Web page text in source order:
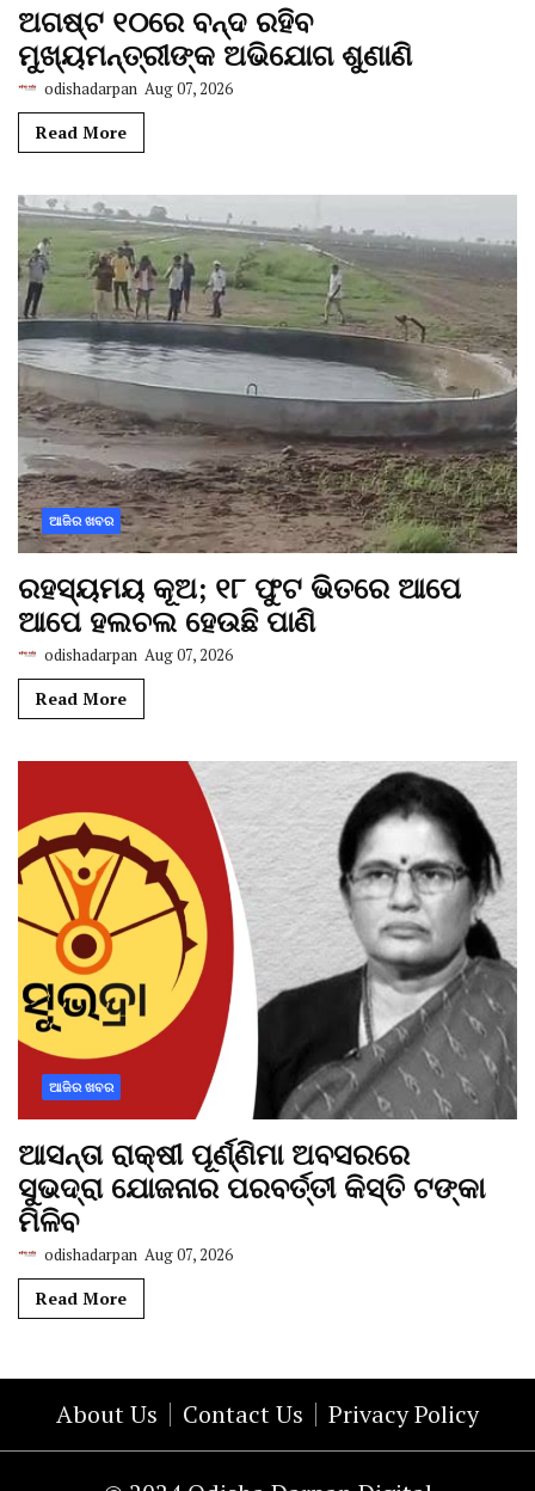
ଅଗଷ୍ଟ ୧୦ରେ ବନ୍ଦ ରହିବ
ମୁଖ୍ୟମନ୍ତ୍ରୀଙ୍କ ଅଭିଯୋଗ ଶୁଣାଣି
odishadarpan Aug 07, 2026
Read More
ଆଜିର ଖବର
ରହସ୍ୟମୟ କୂଅ; ୧୮ ଫୁଟ ଭିତରେ ଆପେ
ଆପେ ହଲଚଲ ହେଉଛି ପାଣି
odishadarpan Aug 07, 2026
Read More
ଆଜିର ଖବର
ଆସନ୍ତା ରାକ୍ଷୀ ପୂର୍ଣ୍ଣିମା ଅବସରରେ
ସୁଭଦ୍ରା ଯୋଜନାର ପରବର୍ତ୍ତୀ କିସ୍ତି ଟଙ୍କା
ମିଳିବ
odishadarpan Aug 07, 2026
Read More
About Us Contact Us Privacy Policy